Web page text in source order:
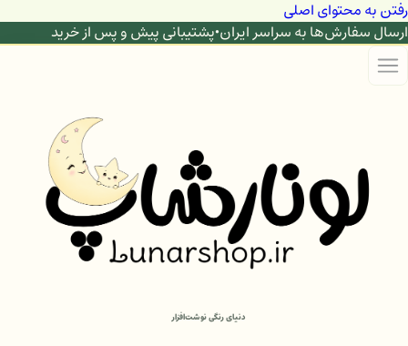
رفتن به محتوای اصلی
ارسال سفارش‌ها به سراسر ایران•پشتیبانی پیش و پس از خرید
دنیای رنگی نوشت‌افزار